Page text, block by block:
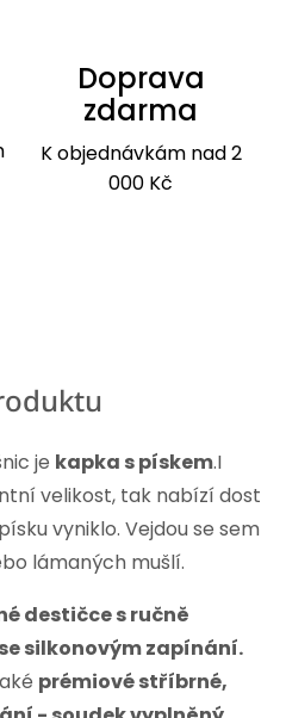
Doprava
zdarma
K objednávkám nad 2
000 Kč
je kapka s pískem.I
velikost, tak nabízí dost
vyniklo. Vejdou se sem
lámaných mušlí.
destičce s ručně
silkonovým zapínání.
prémiové stříbrné,